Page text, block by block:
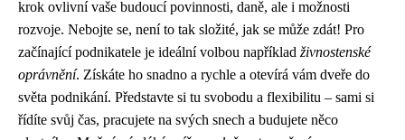
krok ovlivní vaše budoucí povinnosti, daně, ale i možnosti
rozvoje. Nebojte se, není to tak složité, jak se může zdát! Pro
začínající podnikatele je ideální volbou například živnostenské
oprávnění. Získáte ho snadno a rychle a otevírá vám dveře do
světa podnikání. Představte si tu svobodu a flexibilitu – sami si
řídíte svůj čas, pracujete na svých snech a budujete něco